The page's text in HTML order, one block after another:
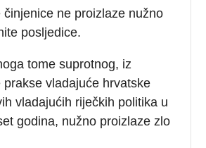
činjenice ne proizlaze nužno
posljedice.
tome suprotnog, iz
prakse vladajuće hrvatske
vladajućih riječkih politika u
godina, nužno proizlaze zlo